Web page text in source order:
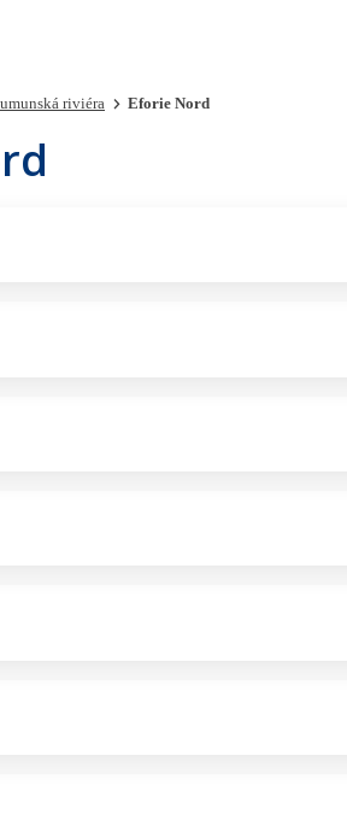
riviéra Eforie Nord